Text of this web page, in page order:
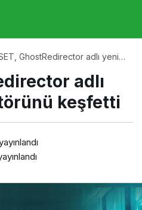
GhostRedirector adlı yeni
adlı
keşfetti
adlı yeni tehdit